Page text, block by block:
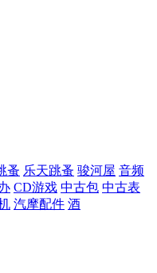
蚤 乐天跳蚤 骏河屋 音频
CD游戏 中古包 中古表
汽摩配件 酒